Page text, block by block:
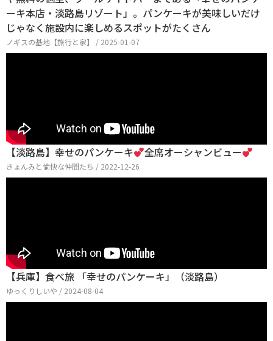
ーキ本店・淡路島リゾート」。パンケーキが美味しいだけ
じゃなく施設内に楽しめるスポットがたくさん
ノギスの基地【旅行と家】 / 2025-01-07
【淡路島】幸せのパンケーキ 全席オーシャンビュー
きょんみと愉快な仲間たち / 2022-12-26
【兵庫】食べ旅 「幸せのパンケーキ」（淡路島）
ゆっくりしいや / 2024-08-04